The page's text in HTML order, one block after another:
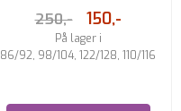
250,- 150,-
På lager i
86/92, 98/104, 122/128, 110/116